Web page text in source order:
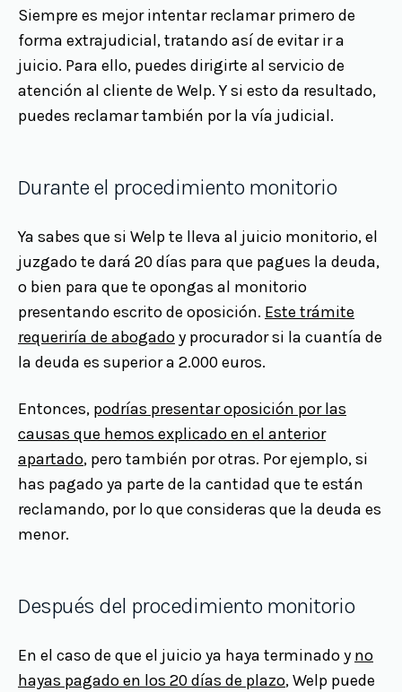
Siempre es mejor intentar reclamar primero de
forma extrajudicial, tratando así de evitar ir a
juicio. Para ello, puedes dirigirte al servicio de
atención al cliente de Welp. Y si esto da resultado,
puedes reclamar también por la vía judicial.
Durante el procedimiento monitorio
Ya sabes que si Welp te lleva al juicio monitorio, el
juzgado te dará 20 días para que pagues la deuda,
o bien para que te opongas al monitorio
presentando escrito de oposición. Este trámite
requeriría de abogadoy procurador si la cuantía de
la deuda es superior a 2.000 euros.
Entonces, podrías presentar oposición por las
causas que hemos explicado en el anterior
apartado, pero también por otras. Por ejemplo, si
has pagado ya parte de la cantidad que te están
reclamando, por lo que consideras que la deuda es
menor.
Después del procedimiento monitorio
En el caso de que el juicio ya haya terminado y no
hayas pagado en los 20 días de plazo, Welp puede